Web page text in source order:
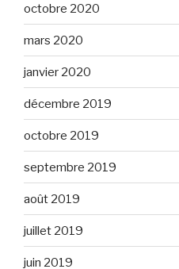
octobre 2020
mars 2020
janvier 2020
décembre 2019
octobre 2019
septembre 2019
août 2019
juillet 2019
juin 2019